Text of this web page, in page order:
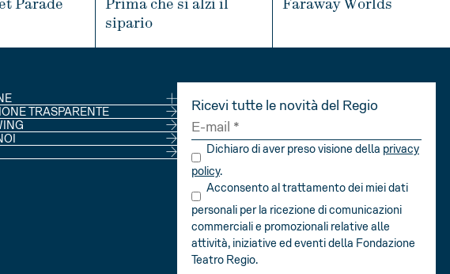
Parade
Prima che si alzi il
sipario
Faraway Worlds
INFO
TRASPARENTE
Ricevi tutte le novità del Regio
Dichiaro di aver preso visione della privacy
policy.
Acconsento al trattamento dei miei dati
personali per la ricezione di comunicazioni
commerciali e promozionali relative alle
attività, iniziative ed eventi della Fondazione
Teatro Regio.